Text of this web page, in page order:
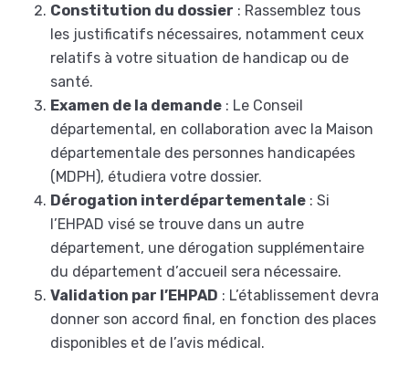
Constitution du dossier : Rassemblez tous
les justificatifs nécessaires, notamment ceux
relatifs à votre situation de handicap ou de
santé.
Examen de la demande : Le Conseil
départemental, en collaboration avec la Maison
départementale des personnes handicapées
(MDPH), étudiera votre dossier.
Dérogation interdépartementale : Si
l’EHPAD visé se trouve dans un autre
département, une dérogation supplémentaire
du département d’accueil sera nécessaire.
Validation par l’EHPAD : L’établissement devra
donner son accord final, en fonction des places
disponibles et de l’avis médical.